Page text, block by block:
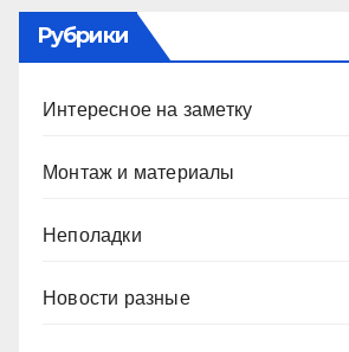
Рубрики
Интересное на заметку
Монтаж и материалы
Неполадки
Новости разные